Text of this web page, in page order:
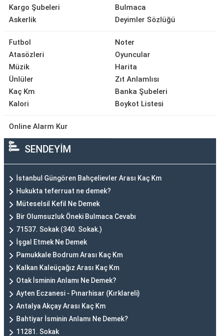
Kargo Şubeleri
Askerlik
Bulmaca
Deyimler Sözlüğü
Futbol
Atasözleri
Müzik
Ünlüler
Kaç Km
Kalori
Noter
Oyuncular
Harita
Zıt Anlamlısı
Banka Şubeleri
Boykot Listesi
Online Alarm Kur
SENDEYİM
İstanbul Güngören Bahçelievler Arası Kaç Km
Hukukta teferruat ne demek?
Müteselsil Kefil Ne Demek
Bir Olumsuzluk Öneki Bulmaca Cevabı
71537. Sokak (340. Sokak.)
İşgal Etmek Ne Demek
Pamukkale Bodrum Arası Kaç Km
Kalkan Kaleüçağız Arası Kaç Km
Otak İsminin Anlamı Ne Demek?
Ayten Eczanesi - Pınarhisar (Kırklareli)
Antalya Akçay Arası Kaç Km
Bahtiyar İsminin Anlamı Ne Demek?
11281. Sokak